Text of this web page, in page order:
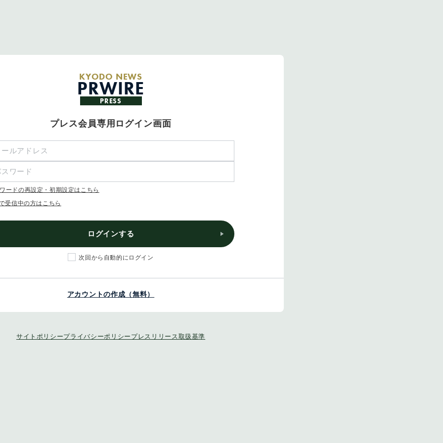
KYODO NEWS
PRWIRE
PRESS
プレス会員専用ログイン画面
ードの再設定・初期設定はこちら
受信中の方はこちら
ログインする
次回から自動的にログイン
アカウントの作成（無料）
サイトポリシープライバシーポリシー プレスリリース取扱基準